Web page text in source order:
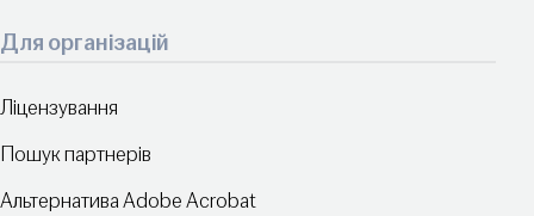
Для організацій
Ліцензування
Пошук партнерів
Альтернатива Adobe Acrobat